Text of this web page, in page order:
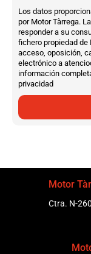
Los datos
por Motor Tàrrega.
responder a su
fichero propiedad de
acceso, oposición,
electrónico a
información
privacidad
Motor
Ctra. N-